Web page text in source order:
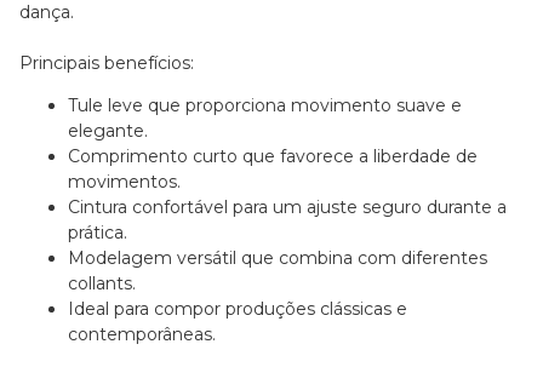
dança.
Principais benefícios:
Tule leve que proporciona movimento suave e
elegante.
Comprimento curto que favorece a liberdade de
movimentos.
Cintura confortável para um ajuste seguro durante a
prática.
Modelagem versátil que combina com diferentes
collants.
Ideal para compor produções clássicas e
contemporâneas.